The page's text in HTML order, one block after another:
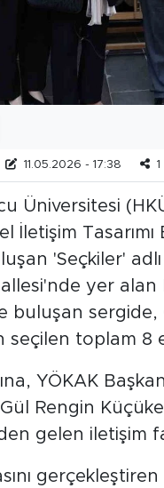
11.05.2026 - 17:38 1
Üniversitesi
İletişim
'Seçkiler'
yer alan
buluşan sergide,
seçilen toplam 8
YÖKAK
Rengin
gelen iletişim